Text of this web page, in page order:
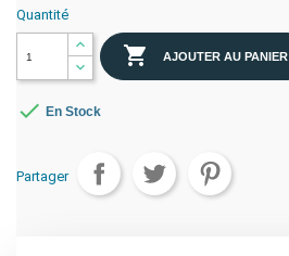
Quantité
 AJOUTER AU PANIER
 En Stock
Partager